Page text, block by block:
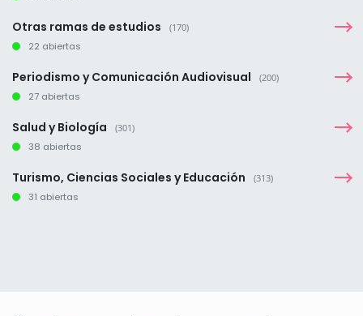
Otras ramas de estudios (170)
22 abiertas
Periodismo y Comunicación Audiovisual (200)
27 abiertas
Salud y Biología (301)
38 abiertas
Turismo, Ciencias Sociales y Educación (313)
31 abiertas